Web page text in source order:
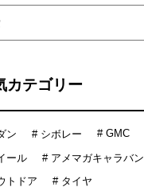
カテゴリー
ン # シボレー # GMC
ール # アメマガキャラバン
トドア
# タイヤ